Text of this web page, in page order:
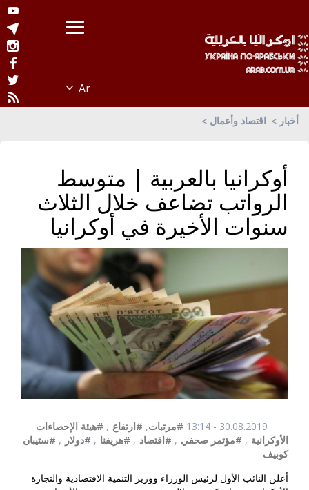
أخبار اقتصاد وأعمال
أوكرانيا بالعربية | متوسط
الرواتب تضاعف خلال الثلاث
سنوات الأخيرة في أوكرانيا
30.08.2019 - 13:14 #مرتبات, #ارتفاع , #هيئة الإحصاءات
الأوكرانية , #مؤتمر صحفي , #اقتصاد , #هريفنا , #دولار , #ستيبان
كوبيف
أعلن النائب الأول لرئيس الوزراء ووزير التنمية الاقتصادية والتجارة